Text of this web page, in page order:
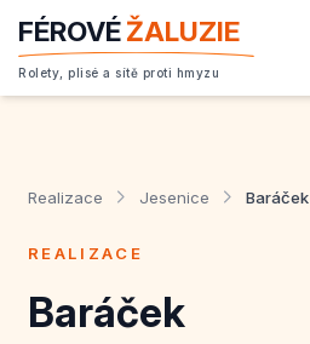
FÉROVÉŽALUZIE
Rolety, plisé a sítě proti hmyzu
Realizace Jesenice Baráček
REALIZACE
Baráček